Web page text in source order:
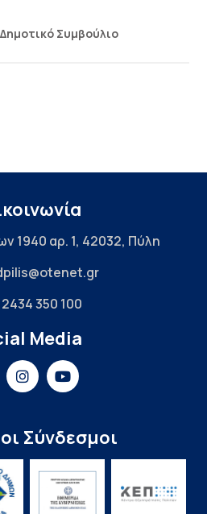
Δημοτικό Συμβούλιο
1940 αρ. 1, 42032, Πύλη
350 100
Media
Σύνδεσμοι